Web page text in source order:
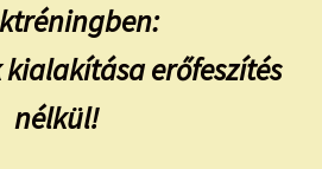
kialakítása erőfeszítés
nélkül!